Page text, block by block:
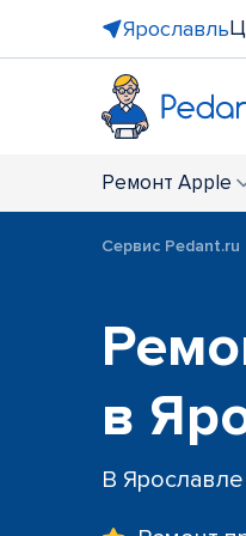
Ярославль
Ремонт Apple
Сервис Pedant.ru
в
В